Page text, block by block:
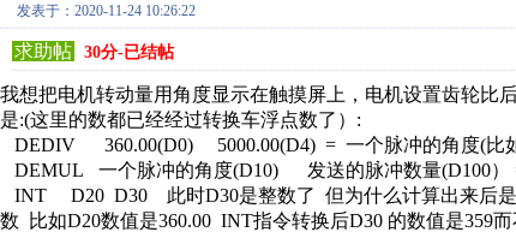
发表于：2020-11-24 10:26:22
求助帖
30分-已结帖
我想把电机转动量用角度显示在触摸屏上，电机设置齿轮比
是:(这里的数都已经经过转换车浮点数了）:
DEDIV 360.00(D0) 5000.00(D4) = 一个脉冲的角度(比
DEMUL 一个脉冲的角度(D10) 发送的脉冲数量(D100）
INT D20 D30 此时D30是整数了 但为什么计算出来后
数 比如D20数值是360.00 INT指令转换后D30 的数值是359